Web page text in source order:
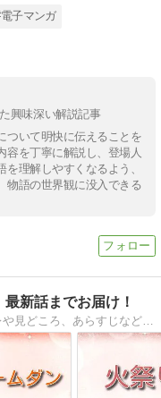
子マンガ
興味深い解説記事
ついて明快に伝えることを
容を丁寧に解説し、登場人
理解しやすくなるよう、
物語の世界観に没入できる
新話までお届け！
電子コミックの最新話までのネタバレや見どころ、あらすじなどをお届け。配信中の電子コミックの中で、おすすめタイトルの最新話をご紹介します。少年・少女・女性・青年など、様々なジャンルの電子コミックを無料試し読みでお楽しみください